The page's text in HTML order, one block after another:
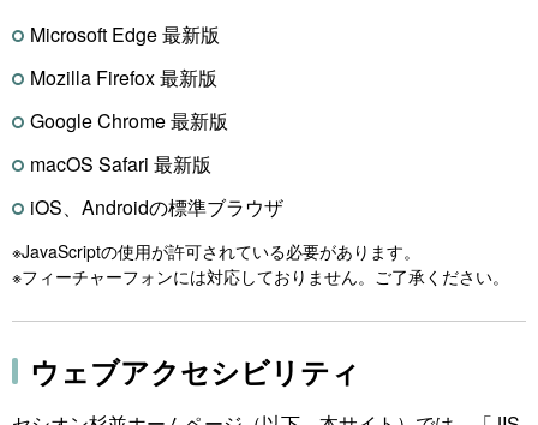
Microsoft Edge 最新版
Mozilla Firefox 最新版
Google Chrome 最新版
macOS Safari 最新版
iOS、Androidの標準ブラウザ
※JavaScriptの使用が許可されている必要があります。
※フィーチャーフォンには対応しておりません。ご了承ください。
ウェブアクセシビリティ